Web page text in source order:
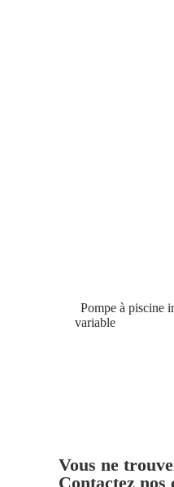
Pompe à piscine
variable
Vous ne
Contactez